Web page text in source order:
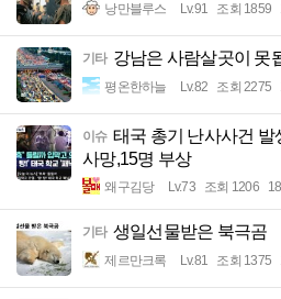
낭만블루스 Lv.91 조회 1859
기타 강남은 사람살곳이 못
평온한하늘 Lv.82 조회 2275
이슈 태국 총기 난사사건 발
사망,15명 부상
왜구김당 Lv.73 조회 1206
기타 생일선물받은 북극곰
제르만크록 Lv.81 조회 1375